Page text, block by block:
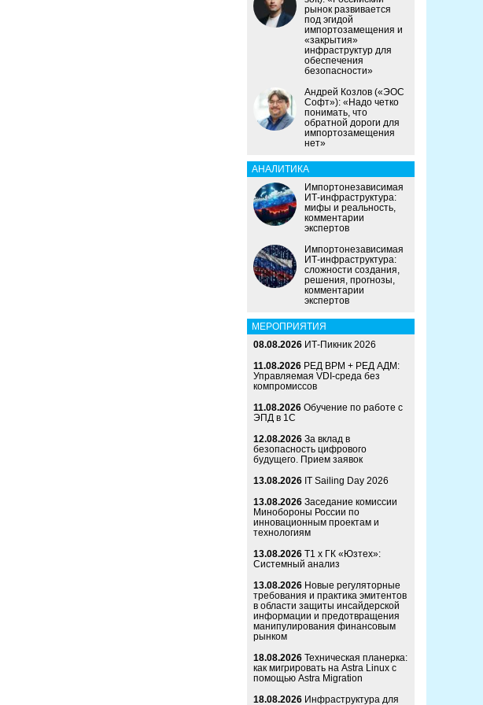
рынок развивается
под эгидой
импортозамещения и
«закрытия»
инфраструктур для
обеспечения
безопасности»
Андрей Козлов («ЭОС
Софт»): «Надо четко
понимать, что
обратной дороги для
импортозамещения
нет»
АНАЛИТИКА
Импортонезависимая
ИТ-инфраструктура:
мифы и реальность,
комментарии
экспертов
Импортонезависимая
ИТ-инфраструктура:
сложности создания,
решения, прогнозы,
комментарии
экспертов
МЕРОПРИЯТИЯ
08.08.2026 ИТ-Пикник 2026
11.08.2026 РЕД ВРМ + РЕД АДМ:
Управляемая VDI-среда без
компромиссов
11.08.2026 Обучение по работе с
ЭПД в 1С
12.08.2026 За вклад в
безопасность цифрового
будущего. Прием заявок
13.08.2026 IT Sailing Day 2026
13.08.2026 Заседание комиссии
Минобороны России по
инновационным проектам и
технологиям
13.08.2026 Т1 x ГК «Юзтех»:
Системный анализ
13.08.2026 Новые регуляторные
требования и практика эмитентов
в области защиты инсайдерской
информации и предотвращения
манипулирования финансовым
рынком
18.08.2026 Техническая планерка:
как мигрировать на Astra Linux с
помощью Astra Migration
18.08.2026 Инфраструктура для